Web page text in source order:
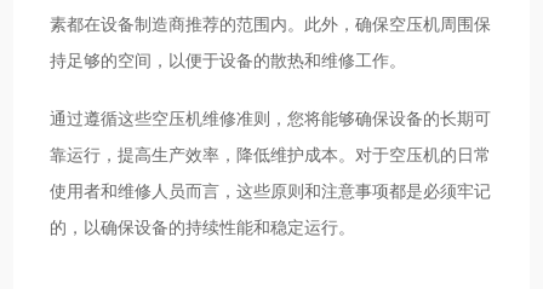
素都在设备制造商推荐的范围内。此外，确保空压机周围保
持足够的空间，以便于设备的散热和维修工作。
通过遵循这些空压机维修准则，您将能够确保设备的长期可
靠运行，提高生产效率，降低维护成本。对于空压机的日常
使用者和维修人员而言，这些原则和注意事项都是必须牢记
的，以确保设备的持续性能和稳定运行。